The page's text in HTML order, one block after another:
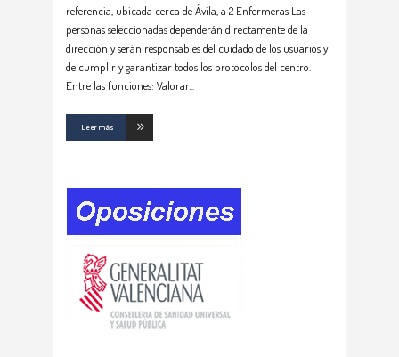
referencia, ubicada cerca de Ávila, a 2 Enfermeras Las
personas seleccionadas dependerán directamente de la
dirección y serán responsables del cuidado de los usuarios y
de cumplir y garantizar todos los protocolos del centro.
Entre las funciones: Valorar
Leer más